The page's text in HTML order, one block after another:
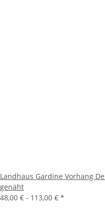
Landhaus Gardine Vorhang
genäht
48,00 € - 113,00 € *